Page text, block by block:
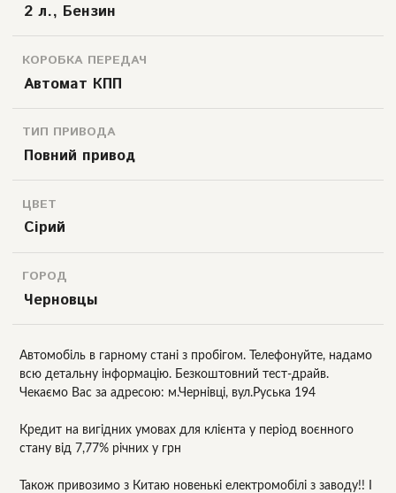
2 л., Бензин
КОРОБКА ПЕРЕДАЧ
Автомат КПП
ТИП ПРИВОДА
Повний привод
ЦВЕТ
Сірий
ГОРОД
Черновцы
Автомобіль в гарному стані з пробігом. Телефонуйте, надамо
всю детальну інформацію. Безкоштовний тест-драйв.
Чекаємо Вас за адресою: м.Чернівці, вул.Руська 194
Кредит на вигідних умовах для клієнта у період воєнного
стану від 7,77% річних у грн
Також привозимо з Китаю новенькі електромобілі з заводу!! І